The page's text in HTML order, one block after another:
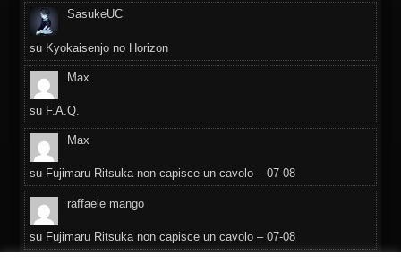
SasukeUC
su Kyokaisenjo no Horizon
Max
su F.A.Q.
Max
su Fujimaru Ritsuka non capisce un cavolo – 07-08
raffaele mango
su Fujimaru Ritsuka non capisce un cavolo – 07-08